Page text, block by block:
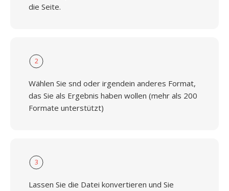
die Seite.
2
Wählen Sie snd oder irgendein anderes Format,
das Sie als Ergebnis haben wollen (mehr als 200
Formate unterstützt)
3
Lassen Sie die Datei konvertieren und Sie